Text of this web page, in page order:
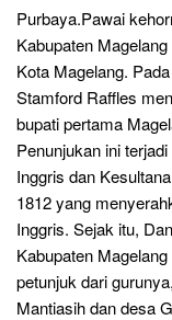
Purbaya.Pawai
Kabupaten
Kota Magelang.
Stamford Raffles
bupati pertama
Penunjukan ini
Inggris dan
1812 yang
Inggris. Sejak itu,
Kabupaten
petunjuk dari
Mantiasih dan desa